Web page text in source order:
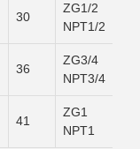
30
ZG1/2
NPT1/2
36
ZG3/4
NPT3/4
41
ZG1
NPT1